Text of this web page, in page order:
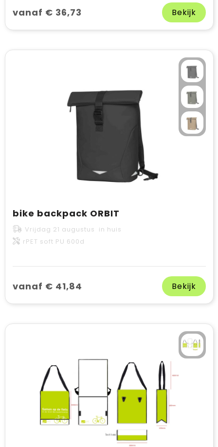
vanaf € 36,73 Bekijk
bike backpack ORBIT
Vrijdag 21 augustus in huis
rPET soft PU 600d
vanaf € 41,84 Bekijk